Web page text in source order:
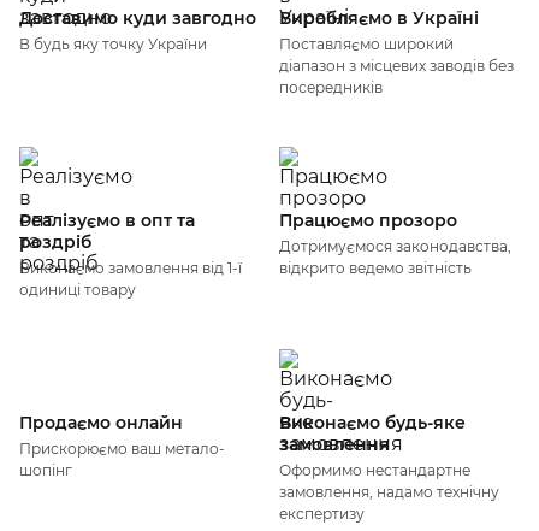
Доставимо куди завгодно
В будь яку точку України
Виробляємо в Україні
Поставляємо широкий
діапазон з місцевих заводів без
посередників
Реалізуємо в опт та
роздріб
Виконаємо замовлення від 1-ї
одиниці товару
Працюємо прозоро
Дотримуємося законодавства,
відкрито ведемо звітність
Продаємо онлайн
Прискорюємо ваш метало-
шопінг
Виконаємо будь-яке
замовлення
Оформимо нестандартне
замовлення, надамо технічну
експертизу